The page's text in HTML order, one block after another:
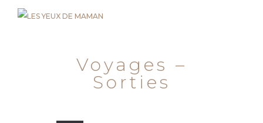
Voyages –
Sorties